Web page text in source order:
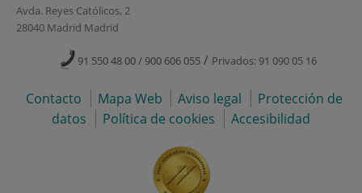
Avda. Reyes Católicos, 2
28040 Madrid Madrid
91 550 48 00 / 900 606 055 / Privados: 91 090 05 16
Contacto Mapa Web Aviso legal
Protección de
datos
Política de cookies Accesibilidad